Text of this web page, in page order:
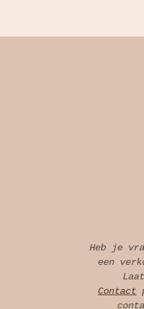
Heb je
een
Contact